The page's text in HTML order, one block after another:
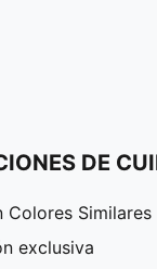
DE
Colores Similares
exclusiva